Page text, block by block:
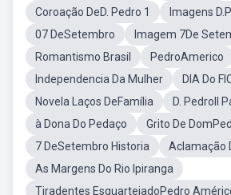
Coroação DeD. Pedro 1
Imagens
07 DeSetembro
Imagem 7De
Romantismo Brasil
PedroAmerico
Independencia Da Mulher
DIA Do
Novela Laços DeFamília
D. PedroII
à Dona Do Pedaço
Grito De
7 DeSetembro Historia
Aclamação
As Margens Do Rio Ipiranga
Tiradentes EsquartejadoPedro